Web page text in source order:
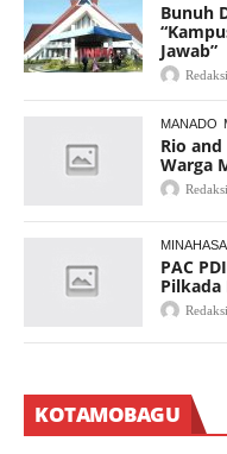
Bunuh
Jawab”
MANADO
Rio
Warga
PAC
Pilkada
KOTAMOBAGU